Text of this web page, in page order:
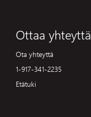
Ottaa yhteyttä
Ota yhteyttä
1-917-341-2235
Etätuki